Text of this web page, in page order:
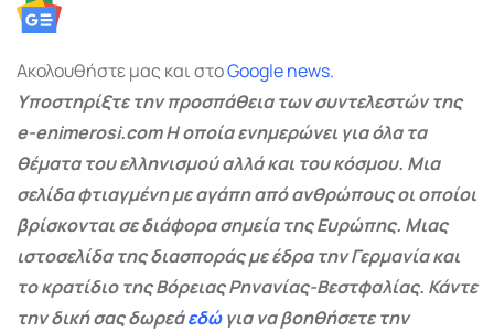
Ακολουθήστε μας και στοGooglenews.
Υποστηρίξτε την προσπάθεια των συντελεστών της
e-enimerosi.com Η οποία ενημερώνει για όλα τα
θέματα του ελληνισμού αλλά και του κόσμου. Μια
σελίδα φτιαγμένη με αγάπη από ανθρώπους οι οποίοι
βρίσκονται σε διάφορα σημεία της Ευρώπης. Μιας
ιστοσελίδα της διασποράς με έδρα την Γερμανία και
το κρατίδιο της Βόρειας Ρηνανίας-Βεστφαλίας. Κάντε
την δική σας δωρεάεδώγια να βοηθήσετε την